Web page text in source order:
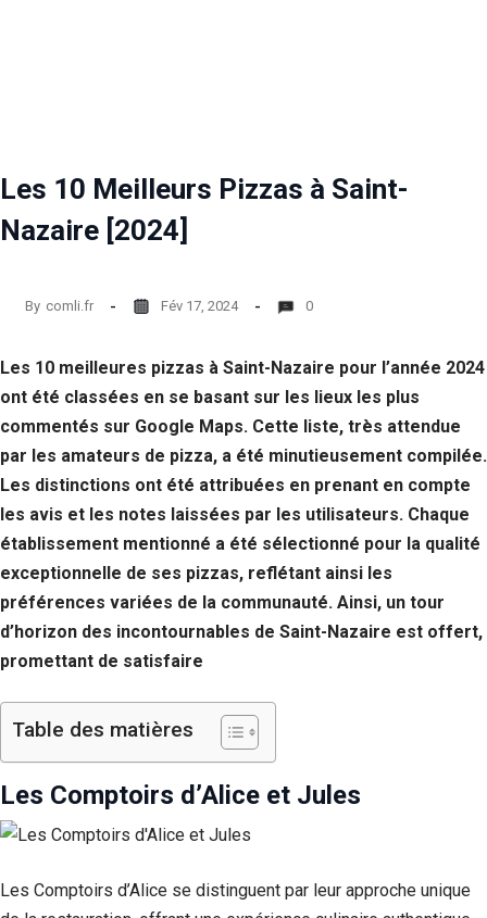
Les 10 Meilleurs Pizzas à Saint-
Nazaire [2024]
By comli.fr Fév 17, 2024 0
Les 10 meilleures pizzas à Saint-Nazaire pour l’année 2024
ont été classées en se basant sur les lieux les plus
commentés sur Google Maps. Cette liste, très attendue
par les amateurs de pizza, a été minutieusement compilée.
Les distinctions ont été attribuées en prenant en compte
les avis et les notes laissées par les utilisateurs. Chaque
établissement mentionné a été sélectionné pour la qualité
exceptionnelle de ses pizzas, reflétant ainsi les
préférences variées de la communauté. Ainsi, un tour
d’horizon des incontournables de Saint-Nazaire est offert,
promettant de satisfaire
Table des matières
Les Comptoirs d’Alice et Jules
Les Comptoirs d’Alice se distinguent par leur approche unique